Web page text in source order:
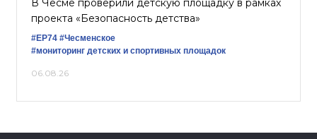
В Чесме проверили детскую площадку в рамках
проекта «Безопасность детства»
#ЕР74 #Чесменское
#мониторинг детских и спортивных площадок
06.08.26